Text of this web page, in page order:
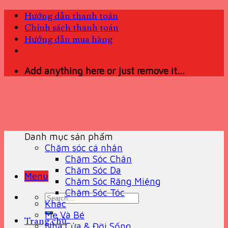
Skip
content
Hướng dẫn thanh toán
Chính sách thanh toán
Hướng dẫn mua hàng
Add anything here or just remove it...
Menu
Search
for:
Trang chủ
Danh mục sản phẩm
Chăm sóc cá nhân
Chăm Sóc Chân
Chăm Sóc Da
Chăm Sóc Răng Miệng
Chăm Sóc Tóc
Khác
Mẹ Và Bé